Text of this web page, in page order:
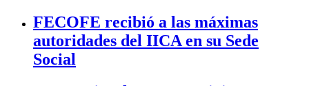
FECOFE recibió a las máximas
autoridades del IICA en su Sede
Social